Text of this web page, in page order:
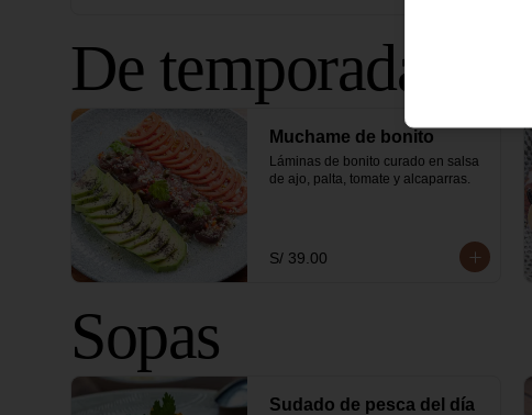
De temporada
Muchame de bonito
Láminas de bonito curado en salsa
de ajo, palta, tomate y alcaparras.
S/ 39.00
Sopas
Sudado de pesca del día